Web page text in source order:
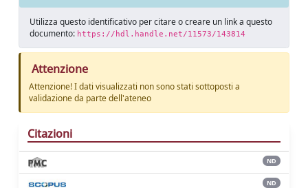
Utilizza questo identificativo per citare o creare un link a questo
documento: https://hdl.handle.net/11573/143814
Attenzione
Attenzione! I dati visualizzati non sono stati sottoposti a
validazione da parte dell'ateneo
Citazioni
ND
ND